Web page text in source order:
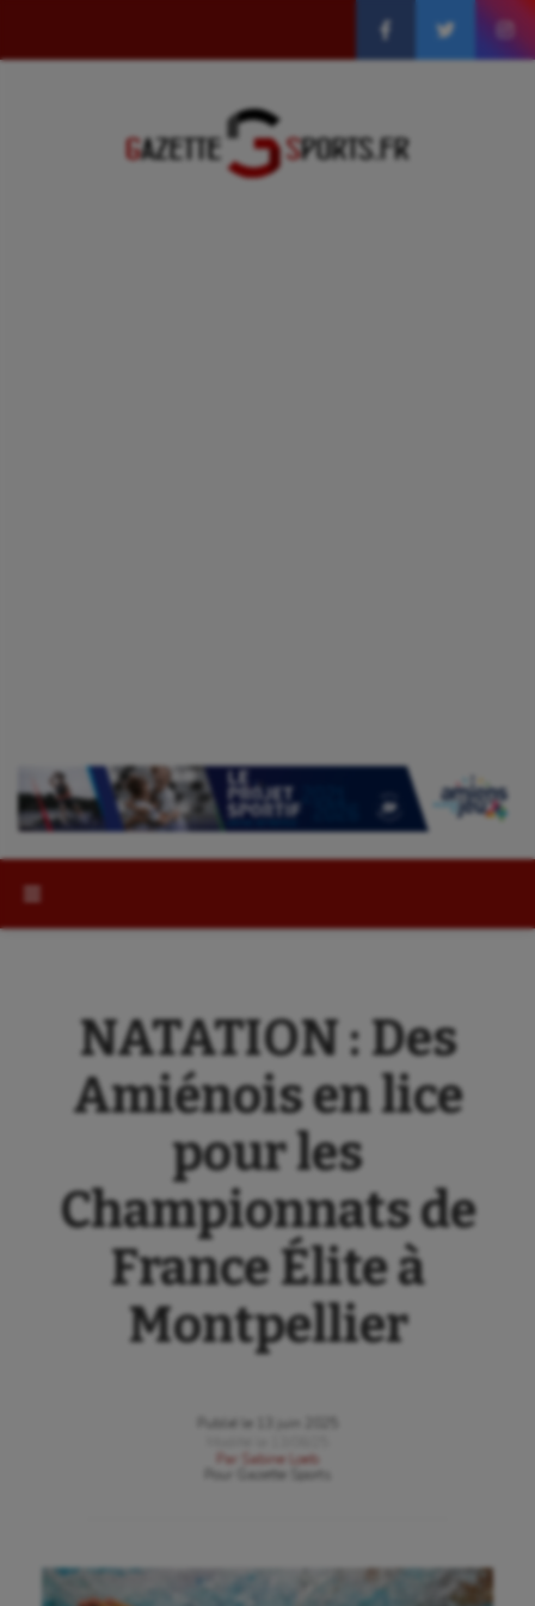
NATATION : Des
Amiénois en lice
pour les
Championnats de
France Élite à
Montpellier
Publié le
Par
Sabine Loeb
Gazette Sports